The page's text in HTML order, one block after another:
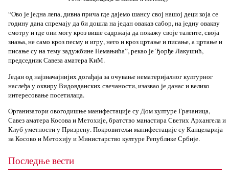
“Ово је једна лепа, дивна прича где дајемо шансу свој нашој деци која се
годину дана спремају да би дошла на један овакав сабор, на једну овакву
смотру и где они могу кроз више садржаја да покажу своје таленте, своја
знања, не само кроз песму и игру, него и кроз цртање и писање, а цртање и
писање су на тему задужбине Немањића”, рекао је Ђорђе Лакушић,
председник Савеза аматера КиМ.
Један од најзначајнијих догађаја за очување нематеријалног културног
наслеђа у оквиру Видовданских свечаности, изазвао је данас и велико
интересовање посетилаца.
Организатори овогодишње манифестације су Дом културе Грачаница,
Савез аматера Косова и Метохије, братство манастира Светих Архангела и
Клуб уметности у Призрену. Покровитељи манифестације су Канцеларија
за Косово и Метохију и Министарство културе Републике Србије.
Последње вести